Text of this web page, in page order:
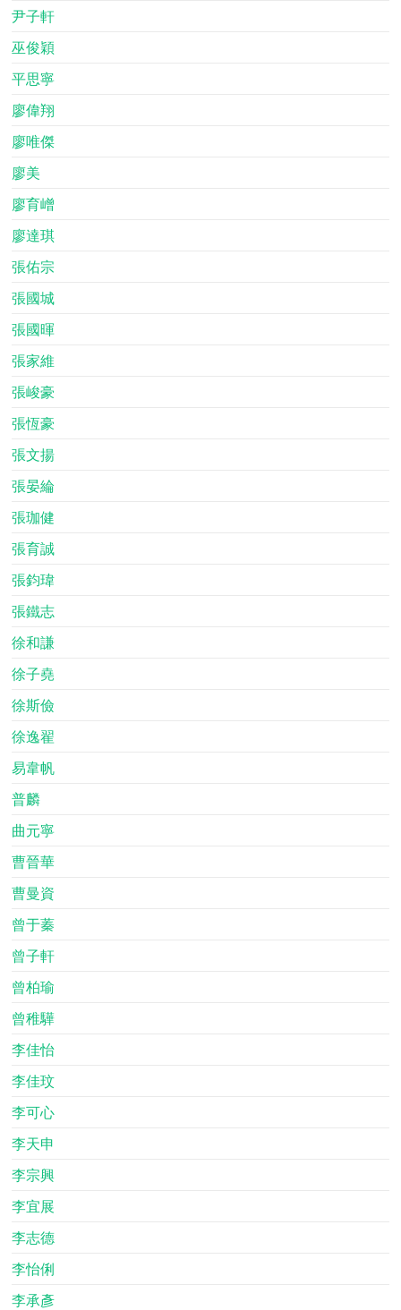
尹子軒
巫俊穎
平思寧
廖偉翔
廖唯傑
廖美
廖育嶒
廖達琪
張佑宗
張國城
張國暉
張家維
張峻豪
張恆豪
張文揚
張晏綸
張珈健
張育誠
張鈞瑋
張鐵志
徐和謙
徐子堯
徐斯儉
徐逸翟
易韋帆
普麟
曲元寧
曹晉華
曹曼資
曾于蓁
曾子軒
曾柏瑜
曾稚驊
李佳怡
李佳玟
李可心
李天申
李宗興
李宜展
李志德
李怡俐
李承彥